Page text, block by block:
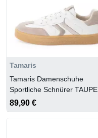
Tamaris
Tamaris Damenschuhe
Sportliche Schnürer TAUPE
COMB
89,90 €